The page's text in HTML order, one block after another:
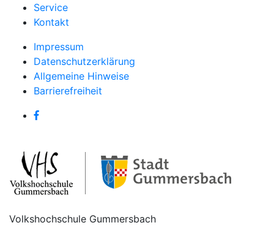
Service
Kontakt
Impressum
Datenschutzerklärung
Allgemeine Hinweise
Barrierefreiheit
Volkshochschule Gummersbach